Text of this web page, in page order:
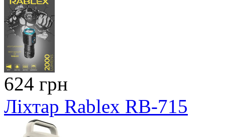
624 грн
Ліхтар Rablex RB-715